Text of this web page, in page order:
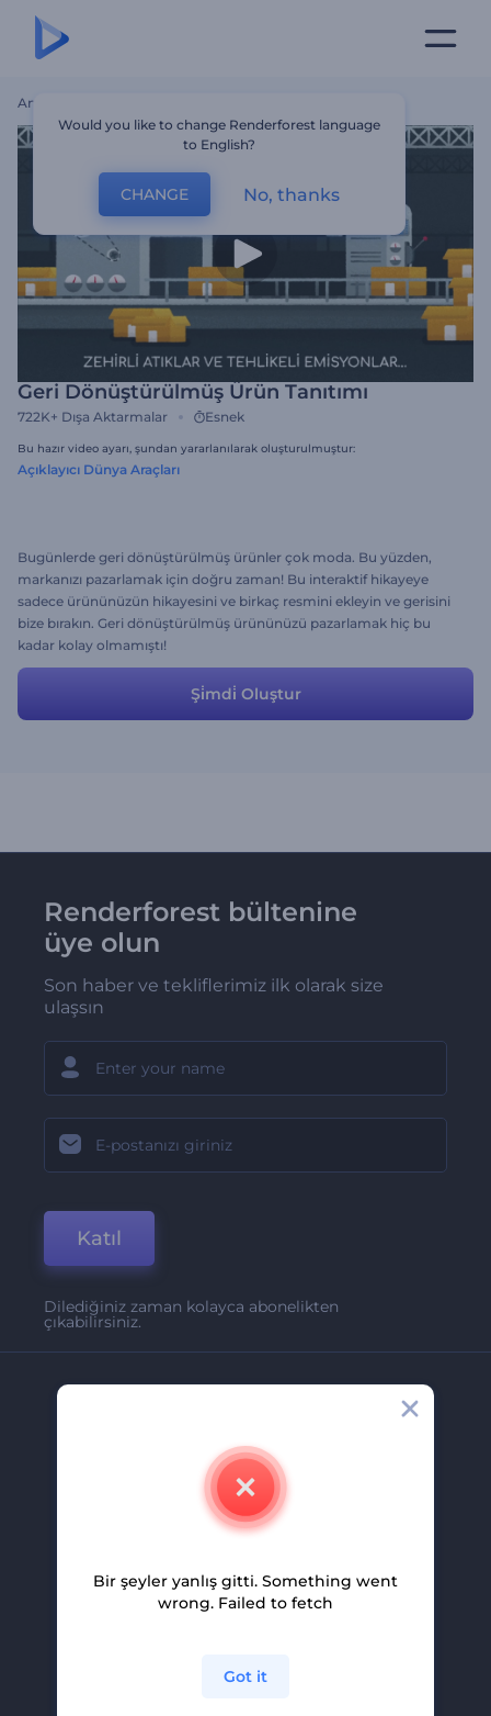
Ana Sayfa
Geri Dönüştürülmüş Ürün Tanıtımı
722K+ Dışa Aktarmalar Esnek
Bu hazır video ayarı, şundan yararlanılarak oluşturulmuştur:
Açıklayıcı Dünya Araçları
Bugünlerde geri dönüştürülmüş ürünler çok moda. Bu yüzden,
markanızı pazarlamak için doğru zaman! Bu interaktif hikayeye
sadece ürününüzün hikayesini ve birkaç resmini ekleyin ve gerisini
bize bırakın. Geri dönüştürülmüş ürününüzü pazarlamak hiç bu
kadar kolay olmamıştı!
Şi̇mdi̇ Oluştur
Renderforest bültenine
üye olun
Son haber ve tekliflerimiz ilk olarak size
ulaşsın
Katıl
Dilediğiniz zaman kolayca abonelikten
çıkabilirsiniz.
İletişim
Kariyer
Ortaklık Programı
Would you like to change Renderforest language
to English?
CHANGE No, thanks
Bir şeyler yanlış gitti. Something went
wrong. Failed to fetch
Got it